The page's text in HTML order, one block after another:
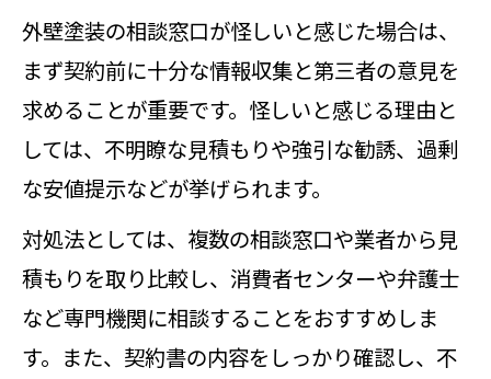
外壁塗装の相談窓口が怪しいと感じた場合は、
まず契約前に十分な情報収集と第三者の意見を
求めることが重要です。怪しいと感じる理由と
しては、不明瞭な見積もりや強引な勧誘、過剰
な安値提示などが挙げられます。
対処法としては、複数の相談窓口や業者から見
積もりを取り比較し、消費者センターや弁護士
など専門機関に相談することをおすすめしま
す。また、契約書の内容をしっかり確認し、不